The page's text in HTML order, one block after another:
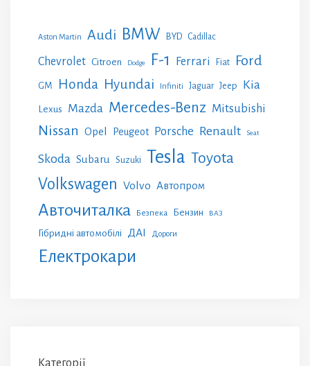
Aston Martin Audi BMW BYD Cadillac
Chevrolet Citroen Dodge F-1 Ferrari Fiat Ford
GM Honda Hyundai Infiniti Jaguar Jeep Kia
Lexus Mazda Mercedes-Benz Mitsubishi
Nissan Opel Peugeot Porsche Renault Seat
Skoda Subaru Suzuki Tesla Toyota
Volkswagen Volvo Автопром
Авточиталка Безпека Бензин ВАЗ
Гібридні автомобілі ДАІ Дороги
Електрокари
Категорії